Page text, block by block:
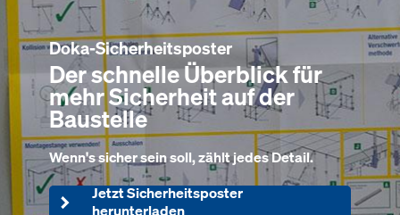
Doka-Sicherheitsposter
Der schnelle Überblick für
mehr Sicherheit auf der
Baustelle
Wenn's sicher sein soll, zählt jedes Detail.
Jetzt Sicherheitsposter
herunterladen